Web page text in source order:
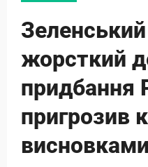
жорсткий
придбання
пригрозив
висновками